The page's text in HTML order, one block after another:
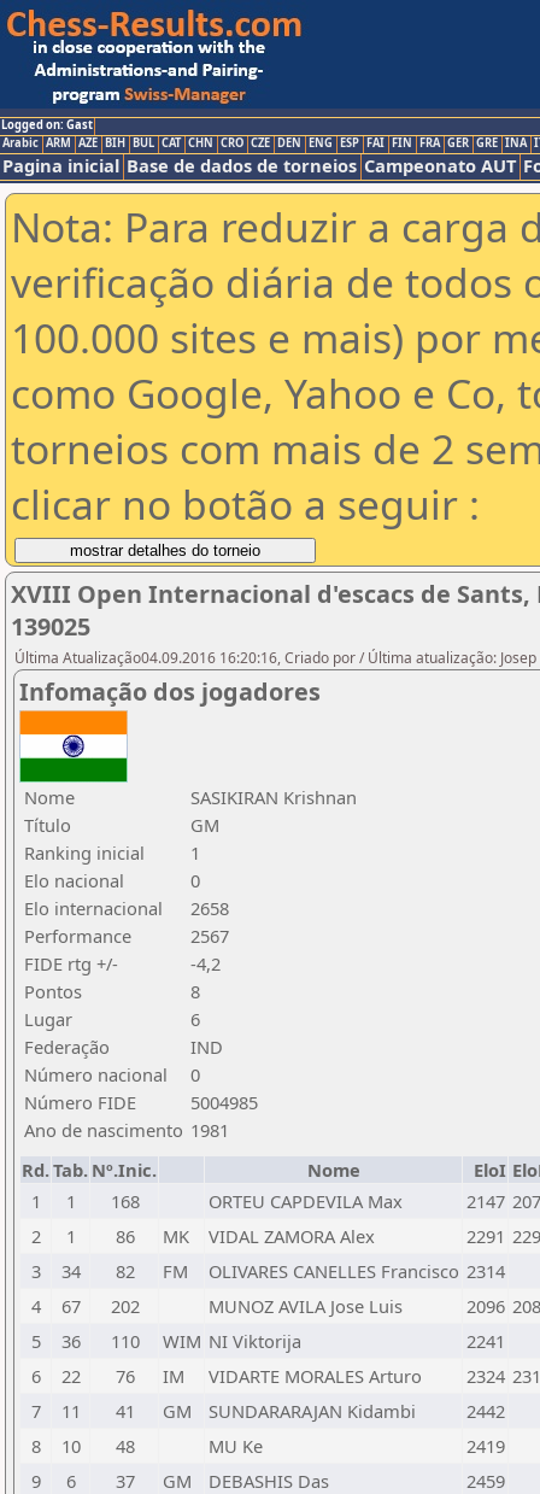
Logged on: Gast
Arabic ARM AZE BIH BUL CAT CHN CRO CZE DEN ENG ESP FAI FIN FRA GER GRE INA
Pagina inicial Base de dados de torneios Campeonato AUT
Nota: Para reduzir a carga
verificação diária de todos
100.000 sites e mais) por
como Google, Yahoo e Co,
torneios com mais de 2
clicar no botão a seguir :
XVIII Open Internacional d'escacs de
139025
Última Atualização04.09.2016 16:20:16, Criado por / Última atualização: Josep
Infomação dos jogadores
Nome
SASIKIRAN Krishnan
Título
GM
Ranking inicial
1
Elo nacional
0
Elo internacional
2658
Performance
2567
FIDE rtg +/-
-4,2
Pontos
8
Lugar
6
Federação
IND
Número nacional
0
Número FIDE
5004985
Ano de nascimento 1981
Rd.Tab. Nº.Inic. Nome EloI
1
1 168 ORTEU CAPDEVILA Max 2147
2
1 86 MK VIDAL ZAMORA Alex 2291
3
34 82 FM OLIVARES CANELLES Francisco 2314
4
67 202 MUNOZ AVILA Jose Luis 2096
5
36 110 WIM NI Viktorija
2241
6
22 76 IM VIDARTE MORALES Arturo 2324
7
11 41 GM SUNDARARAJAN Kidambi
2442
8
10 48 MU Ke
2419
9
6 37 GM DEBASHIS Das
2459